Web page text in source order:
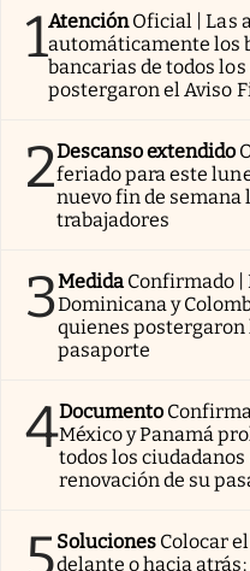
1AtenciónOficial | Las
automáticamente los
bancarias de todos
postergaron el Aviso
2Descanso extendido
feriado para este
nuevo fin de
trabajadores
3Medida Confirmado |
Dominicana y
quienes postergaron
pasaporte
4Documento
México y Panamá
todos los
renovación de su
Soluciones Colocar
delante o hacia